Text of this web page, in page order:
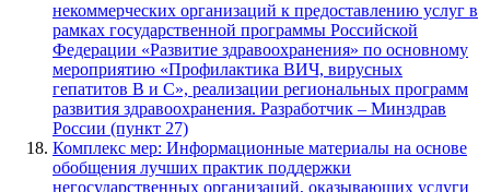
некоммерческих организаций к предоставлению услуг в
рамках государственной программы Российской
Федерации «Развитие здравоохранения» по основному
мероприятию «Профилактика ВИЧ, вирусных
гепатитов B и C», реализации региональных программ
развития здравоохранения. Разработчик – Минздрав
России (пункт 27)
Комплекс мер: Информационные материалы на основе
обобщения лучших практик поддержки
негосударственных организаций, оказывающих услуги